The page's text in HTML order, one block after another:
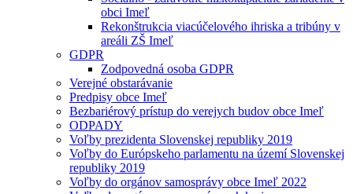
obci Imeľ
Rekonštrukcia viacúčelového ihriska a tribúny v
areáli ZŠ Imeľ
GDPR
Zodpovedná osoba GDPR
Verejné obstarávanie
Predpisy obce Imeľ
Bezbariérový prístup do verejych budov obce Imeľ
ODPADY
Voľby prezidenta Slovenskej republiky 2019
Voľby do Európskeho parlamentu na území Slovenskej
republiky 2019
Voľby do orgánov samosprávy obce Imeľ 2022